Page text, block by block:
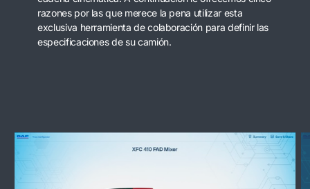
razones por las que merece la pena utilizar esta
exclusiva herramienta de colaboración para definir las
especificaciones de su camión.